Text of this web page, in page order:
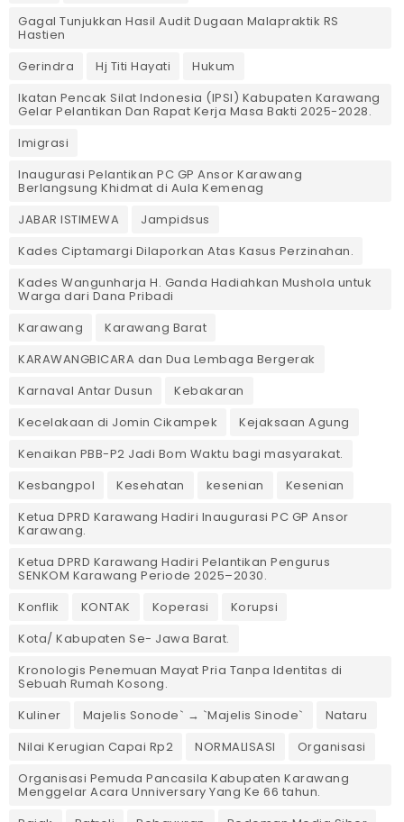
Gagal Tunjukkan Hasil Audit Dugaan Malapraktik RS
Hastien
Gerindra
Hj Titi Hayati
Hukum
Ikatan Pencak Silat Indonesia (IPSI) Kabupaten Karawang
Gelar Pelantikan Dan Rapat Kerja Masa Bakti 2025-2028.
Imigrasi
Inaugurasi Pelantikan PC GP Ansor Karawang
Berlangsung Khidmat di Aula Kemenag
JABAR ISTIMEWA
Jampidsus
Kades Ciptamargi Dilaporkan Atas Kasus Perzinahan.
Kades Wangunharja H. Ganda Hadiahkan Mushola untuk
Warga dari Dana Pribadi ‎
Karawang
Karawang Barat
KARAWANGBICARA dan Dua Lembaga Bergerak
Karnaval Antar Dusun
Kebakaran
Kecelakaan di Jomin Cikampek
Kejaksaan Agung
Kenaikan PBB-P2 Jadi Bom Waktu bagi masyarakat.
Kesbangpol
Kesehatan kesenian
Kesenian
Ketua DPRD Karawang Hadiri Inaugurasi PC GP Ansor
Karawang.
Ketua DPRD Karawang Hadiri Pelantikan Pengurus
SENKOM Karawang Periode 2025–2030. ‎
Konflik
KONTAK Koperasi
Korupsi
Kota/ Kabupaten Se- Jawa Barat.
Kronologis Penemuan Mayat Pria Tanpa Identitas di
Sebuah Rumah Kosong.
Kuliner
Majelis Sonode` → `Majelis Sinode`
Nataru
Nilai Kerugian Capai Rp2
NORMALISASI
Organisasi
Organisasi Pemuda Pancasila Kabupaten Karawang
Menggelar Acara Unniversary Yang Ke 66 tahun.